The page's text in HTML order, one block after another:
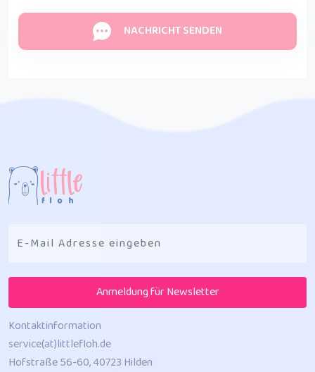
NACHRICHT SENDEN
Anmeldung für Newsletter
Kontaktinformation
service(at)littlefloh.de
Hofstraße 56-60, 40723 Hilden